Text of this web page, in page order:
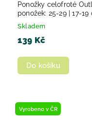
Ponožky celofroté
ponožek: 25-29 | 17-19
Skladem
139 Kč
Do košíku
Vyrobeno v ČR